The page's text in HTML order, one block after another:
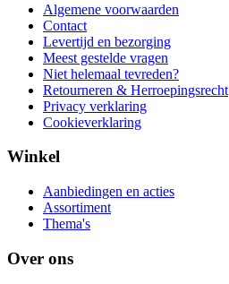
Algemene voorwaarden
Contact
Levertijd en bezorging
Meest gestelde vragen
Niet helemaal tevreden?
Retourneren & Herroepingsrecht
Privacy verklaring
Cookieverklaring
Winkel
Aanbiedingen en acties
Assortiment
Thema's
Over ons